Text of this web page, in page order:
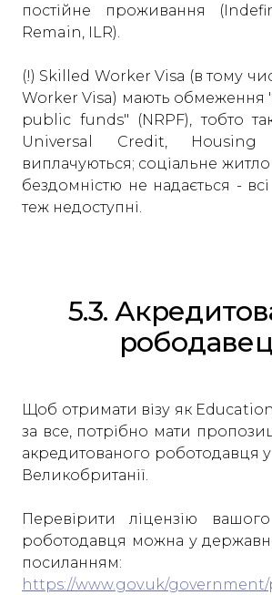
постійне проживання
Remain, ILR).
(!) Skilled Worker Visa (в тому
Worker Visa) мають обмеження
public funds" (NRPF), тобто
Universal Credit,
виплачуються; соціальне житло
бездомністю не надається -
теж недоступні.
5.3.
Щоб отримати візу як
за все, потрібно мати
акредитованого роботодавця у
Великобританії.
Перевірити ліцензію
роботодавця можна у
посиланням:
https://www.gov.uk/